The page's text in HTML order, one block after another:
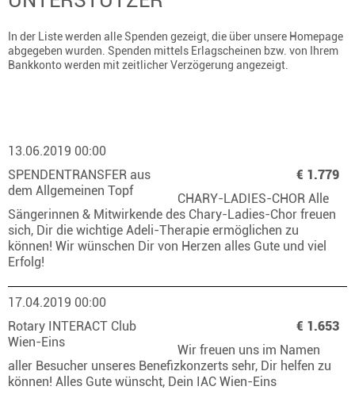
In der Liste werden alle Spenden gezeigt, die über unsere Homepage
abgegeben wurden. Spenden mittels Erlagscheinen bzw. von Ihrem
Bankkonto werden mit zeitlicher Verzögerung angezeigt.
13.06.2019 00:00
SPENDENTRANSFER aus
dem Allgemeinen Topf
€ 1.779
CHARY-LADIES-CHOR Alle
Sängerinnen & Mitwirkende des Chary-Ladies-Chor freuen
sich, Dir die wichtige Adeli-Therapie ermöglichen zu
können! Wir wünschen Dir von Herzen alles Gute und viel
Erfolg!
17.04.2019 00:00
Rotary INTERACT Club
Wien-Eins
€ 1.653
Wir freuen uns im Namen
aller Besucher unseres Benefizkonzerts sehr, Dir helfen zu
können! Alles Gute wünscht, Dein IAC Wien-Eins